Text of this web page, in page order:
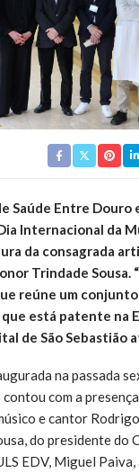
Saúde Entre Douro
Internacional da
da consagrada
Trindade Sousa.
reúne um
está patente na
de São Sebastião
na passada
com a
e cantor
do presidente do
EDV, Miguel Paiva,